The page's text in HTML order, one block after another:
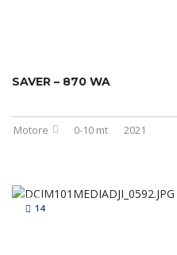
SAVER – 870 WA
Motore 0-10 mt 2021
14